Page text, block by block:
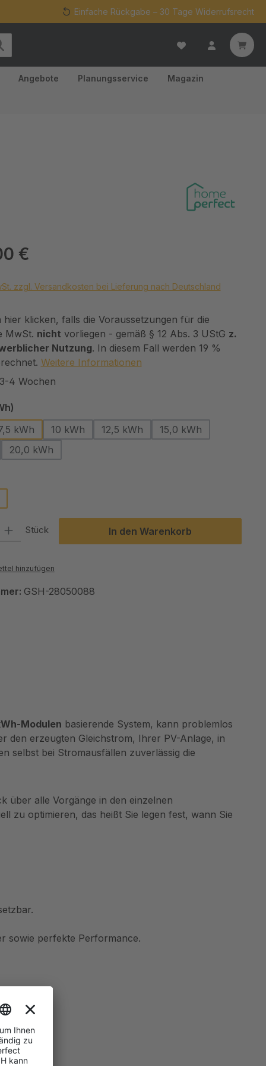
Einfache Rückgabe – 30 Tage Widerrufsrecht
Angebote Planungsservice Magazin
€
zzgl. Versandkosten bei Lieferung nach Deutschland
klicken, falls die Voraussetzungen für die
MwSt. nicht vorliegen - gemäß § 12 Abs. 3 UStG z.
Nutzung. In diesem Fall werden 19 %
Weitere Informationen
4 Wochen
kWh
10 kWh 12,5 kWh
15,0 kWh
20,0 kWh
Stück In den Warenkorb
hinzufügen
GSH-28050088
Modulen basierende System, kann problemlos
den erzeugten Gleichstrom, Ihrer PV-Anlage, in
selbst bei Stromausfällen zuverlässig die
über alle Vorgänge in den einzelnen
zu optimieren, das heißt Sie legen fest, wann Sie
sowie perfekte Performance.